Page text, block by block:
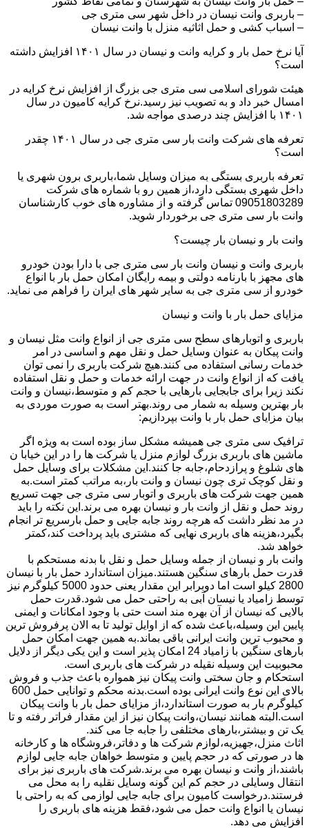
– باربری وانت نیسان در داخل شهر سی متری جی
– اسباب کشی و حمل اثاثیه منزل با وانت نیسان
آیا نرخ حمل بار و کرایه وانت و نیسان در سال ۱۴۰۱ افزایش داشته
است؟
هیئت شورای اسلامی سی متری جی بزرگ از افزایش نرخ کرایه در
امسال خبر داد و به تصویب نیز رسید.نرخ کرایه کامیون در سال
۱۴۰۱ با افزایش چند درصدی مواجه شد.
تعرفه های شرکت وانت بار سی متری جی در سال ۱۴۰۱ چقدر
است؟
تعرفه باربری بستگی به میزان وسایل شما،باربری برون شهری یا
داخل شهری بستگی دارد،از همین رو با شماره های شرکت
09051803289 تماس گرفته و از مشاوره های خوب کارشناسان
وانت بار سی متری جی برخوردار شوید.
وانت بار و نیسان بار چیست؟
باربری وانت و نیسان وانت بار سی متری جی با دارا بودن خودرو
های مجهز با بارنامه دولتی و بیمه رایگان امکان حمل بار با انواع
خودرو از سی متری جی به سایر شهر های ایران را فراهم می نماید.
مزایای حمل بار با وانت و نیسان
باربری و اتوبارهای سطح سی متری جی از انواع وانت مثل نیسان و
وانت پیکان به عنوان وسایل حمل و نقل مهم و اساسی در امر
خدمات رسانی استفاده می کنند.هیچ شرکت باربری را نمی توان
یافت که از انواع وانت در جهت ارائه خدمات و حمل و نقل استفاده
نکند زیرا برای جابجایی بارهایی با حجم کم و متوسط،نیسان و وانت
بار بهترین وسیله به شمار می روند.بهتر است به صورت موردی به
بیان مزایای حمل بار با وانت بپردازیم:
ترافیک سی متری جی همیشه مشکل ساز بوده است به ویژه اگر
ماشین های باربری بزرگ لوازم منزل یا شرکت ها را در این خیابا ن
های شلوغ و پرازدحام،جابه جا کنند.این مشکلات برای وسایل حمل
و نقل کوچک تری چون نیسان و وانت بار،به مراتب کمتر است.به
همین جهت شرکت های باربری و اتوبار سی متری جی جهت تسریع
روند حمل و نقل از وانت بار و نیسان بهره می برند.این نکته را باید
در مد نظر داشت که هرچه روند جابه جایی و حمل بارسریع تر انجام
بگیرد،هزینه های باربری نهایی که مشتری باید پرداخت کند،کمتر
خواهد شد.
وانت بار و نیسان از جمله وسایل حمل و نقل با بدنه مستحکم با
قدرت حمل بارهای سنگین هستند.میزان استاندارد حمل بار با نیسان
2800 کیلو است اما دوبرابر این مقدار یعنی حدود 5000 کیلوگرم نیز
توسط زامیاد یا نیسان آبی به راحتی حمل می شود.قدرت حمل
بالایی که نیسان از آن بهره مند است حتی با وجود امکانات و ایمنی
پایین این وسیله،باعث شده که از اوایل تولید تا به الان پرفروش ترین
و محبوب ترین وانت ایرانی باقی بماند.به همین جهت امکان حمل
بارهای سنگین با زامیاد 24 امکان پذیر است و این یکی دیگر از دلایل
محبوبیت این وسیله نقیله در شرکت های باربری است.
استحکام و جان سختی وانت پیکان نیز همواره باعث جذب و فروش
بالای این نوع وانت ایرانی بوده است.بدنه محکم و توانایی حمل 600
کیلوگرم بار به صورت استاندارد،از مزایای حمل بار با وانت پیکان
است.البته همانند نیسان،وانت پیکان نیز از این مقدار فراتر رفته و تا
یک تن و بیشتر،بارهای مختلفی را جابه جا می کند.
اثاث منزل،جهیزیه،لوازم شرکت ها و دفاتر،فروشگاه ها و کارخانه
ها در صورتی که در حجم پایین و متوسط خواهان جابه جایی لوازم
باشند،از وانت و نیسان بهره می برند.شرکت های باربری نیز برای
انتقال وسایلی در حجم کم این گونه وسایل نقلیه را به محل می
فرستند.درخواست کامیون برای جابه جایی لوازمی که به راحتی با
نیسان یا انواع وانت حمل می شود،فقط هزینه های باربری را
افزایش می دهد.